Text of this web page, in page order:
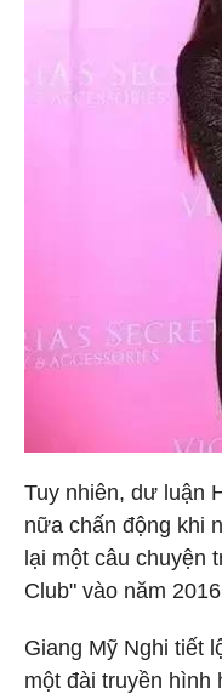
Tuy nhiên, dư luận
nữa chấn động khi
lại một câu chuyện
Club" vào năm
Giang Mỹ Nghi tiết
một đài truyền